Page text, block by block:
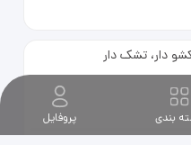
بندی پروفایل
دار، تشک دار